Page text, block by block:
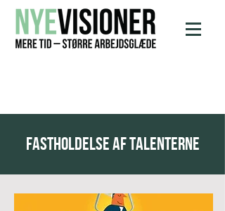
Fastholdelse af talenterne